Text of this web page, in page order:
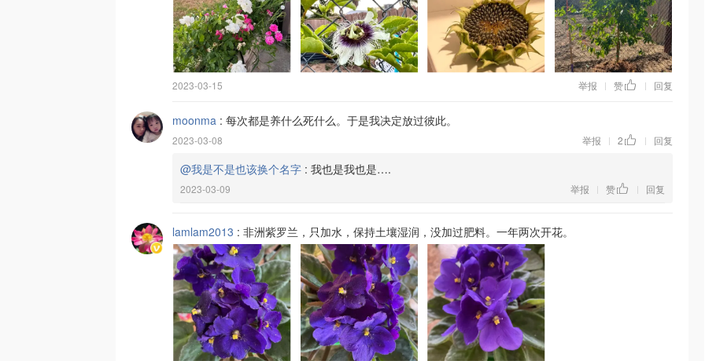
2023-03-15 举报 | 赞 | 回复
moonma : 每次都是养什么死什么。于是我决定放过彼此。
2023-03-08 举报 | 2 | 回复
@我是不是也该换个名字 : 我也是我也是….
2023-03-09 举报 | 赞 | 回复
lamlam2013 : 非洲紫罗兰，只加水，保持土壤湿润，没加过肥料。一年两次开花。